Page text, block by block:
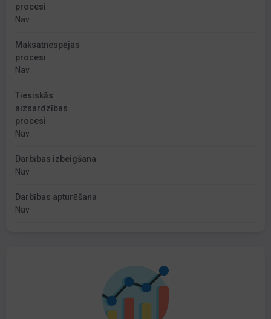
procesi
Nav
Maksātnespējas
procesi
Nav
Tiesiskās
aizsardzības
procesi
Nav
Darbības izbeigšana
Nav
Darbības apturēšana
Nav